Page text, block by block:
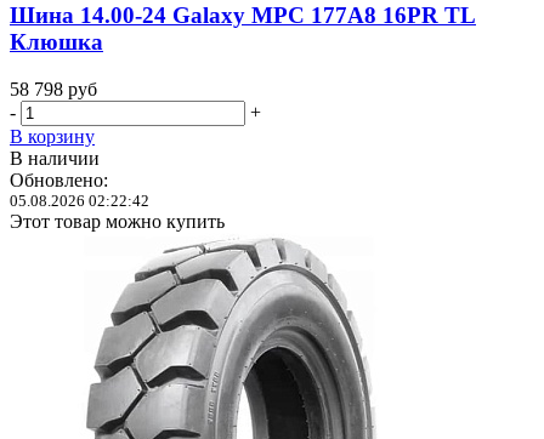
Шина 14.00-24 Galaxy MPC 177A8 16PR TL
Клюшка
58 798 руб
-
+
В корзину
В наличии
Обновлено:
05.08.2026 02:22:42
Этот товар можно купить